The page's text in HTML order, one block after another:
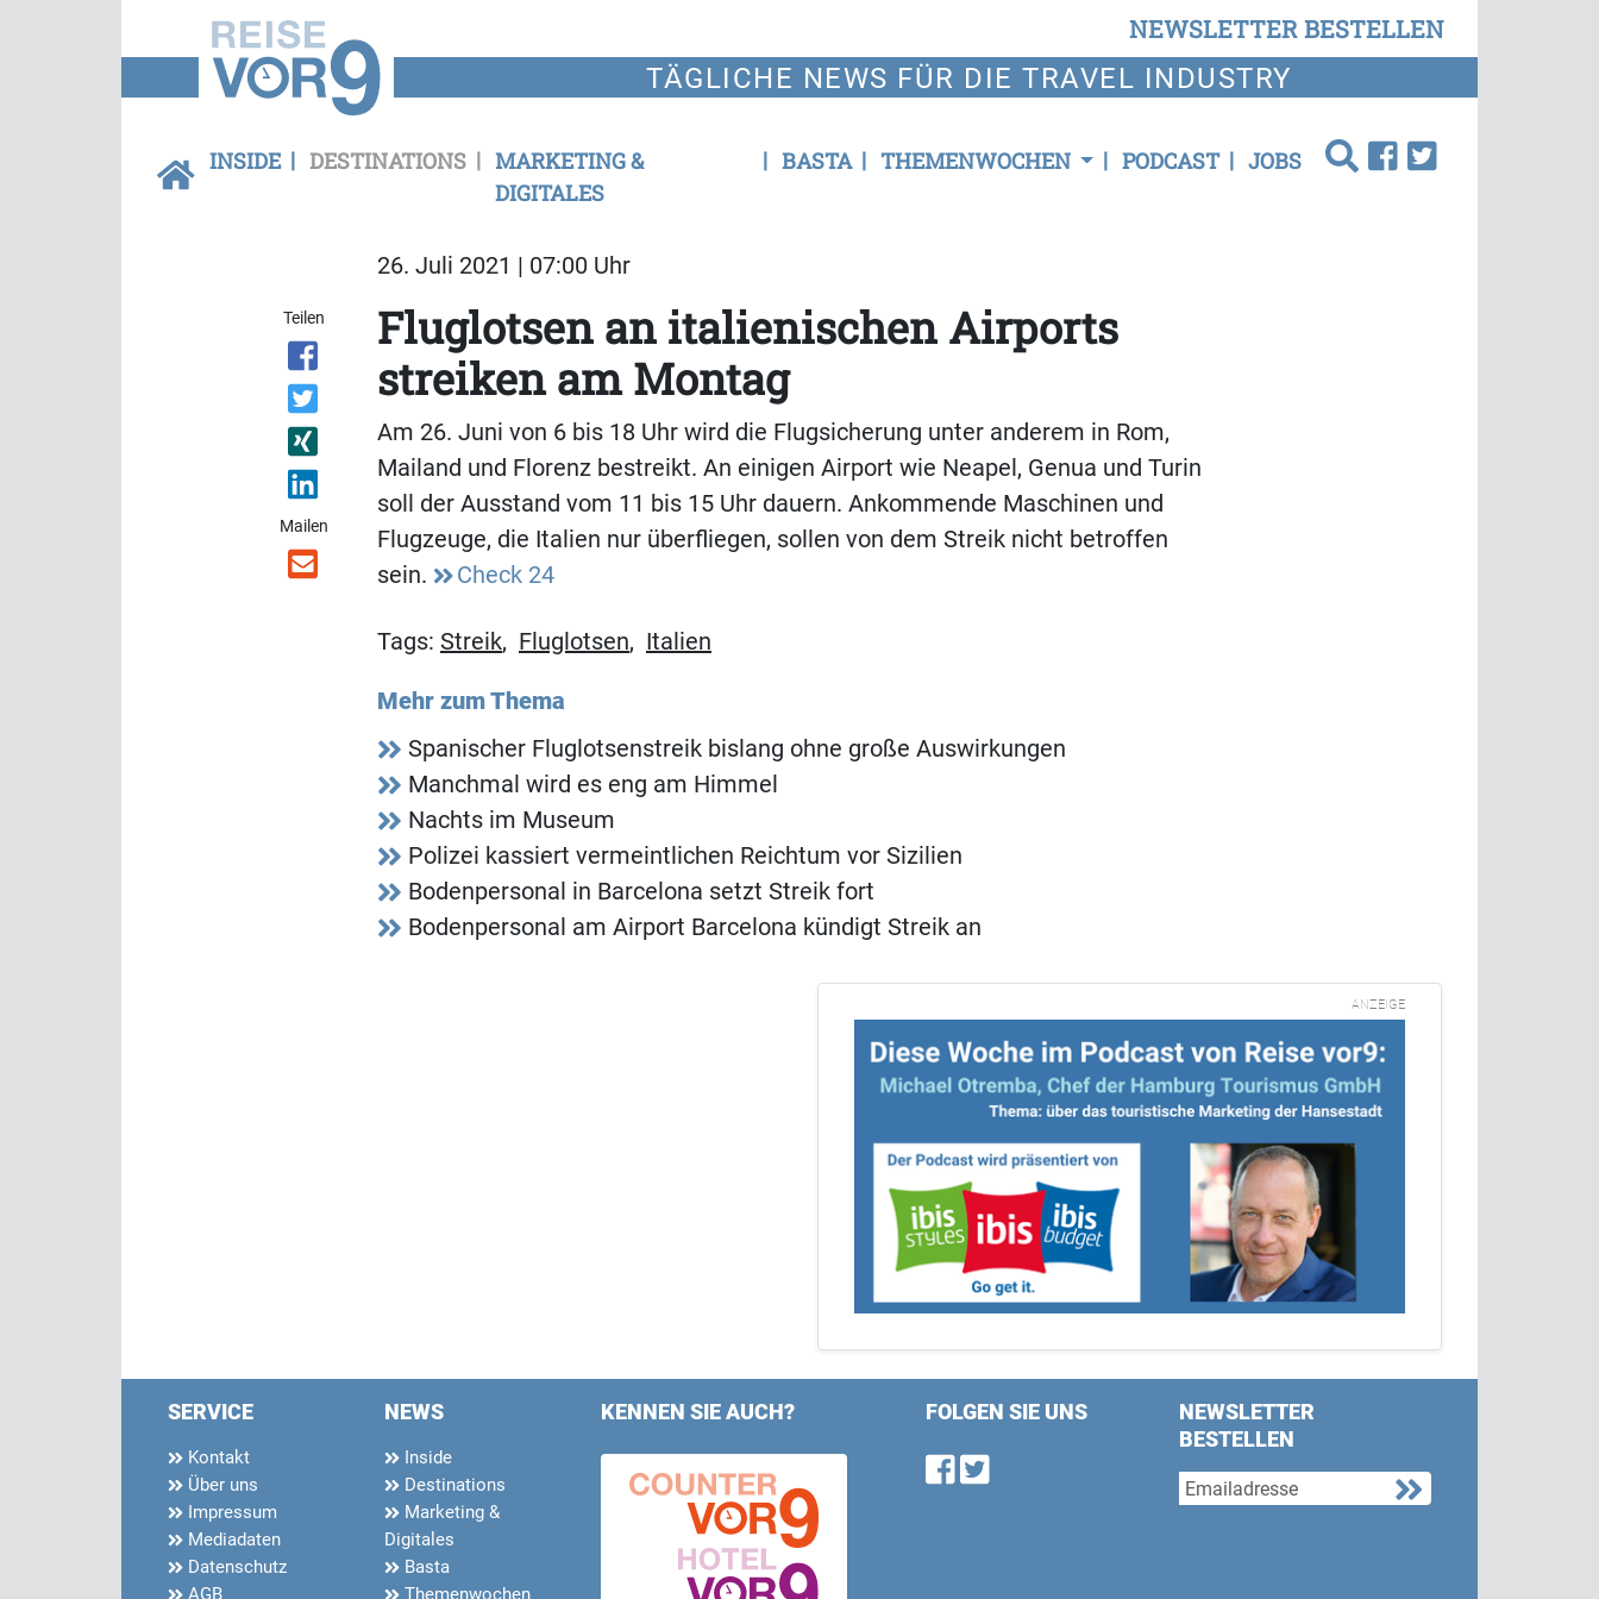
NEWSLETTER BESTELLEN
TÄGLICHE NEWS FÜR DIE TRAVEL INDUSTRY
INSIDE DESTINATIONS
MARKETING &
DIGITALES
BASTA THEMENWOCHEN PODCAST JOBS
26. Juli 2021 | 07:00 Uhr
Teilen
Mailen
Fluglotsen an italienischen Airports
streiken am Montag
Am 26. Juni von 6 bis 18 Uhr wird die Flugsicherung unter anderem in Rom,
Mailand und Florenz bestreikt. An einigen Airport wie Neapel, Genua und Turin
soll der Ausstand vom 11 bis 15 Uhr dauern. Ankommende Maschinen und
Flugzeuge, die Italien nur überfliegen, sollen von dem Streik nicht betroffen
sein.
Check 24
Tags: Streik, Fluglotsen, Italien
Mehr zum Thema
Spanischer Fluglotsenstreik bislang ohne große Auswirkungen
Manchmal wird es eng am Himmel
Nachts im Museum
Polizei kassiert vermeintlichen Reichtum vor Sizilien
Bodenpersonal in Barcelona setzt Streik fort
Bodenpersonal am Airport Barcelona kündigt Streik an
ANZEIGE
SERVICE
Kontakt
Über uns
Impressum
Mediadaten
Datenschutz
AGB
NEWS
Inside
Destinations
Marketing &
Digitales
Basta
Themenwochen
KENNEN SIE AUCH? FOLGEN SIE UNS
Find us on Facebook
Follow us on Twitter
NEWSLETTER
BESTELLEN